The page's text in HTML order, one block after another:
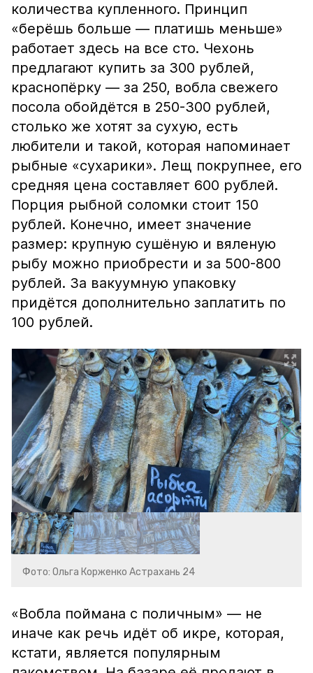
количества купленного. Принцип
«берёшь больше — платишь меньше»
работает здесь на все сто. Чехонь
предлагают купить за 300 рублей,
краснопёрку — за 250, вобла свежего
посола обойдётся в 250-300 рублей,
столько же хотят за сухую, есть
любители и такой, которая напоминает
рыбные «сухарики». Лещ покрупнее, его
средняя цена составляет 600 рублей.
Порция рыбной соломки стоит 150
рублей. Конечно, имеет значение
размер: крупную сушёную и вяленую
рыбу можно приобрести и за 500-800
рублей. За вакуумную упаковку
придётся дополнительно заплатить по
100 рублей.
Фото: Ольга Корженко Астрахань 24
«Вобла поймана с поличным» — не
иначе как речь идёт об икре, которая,
кстати, является популярным